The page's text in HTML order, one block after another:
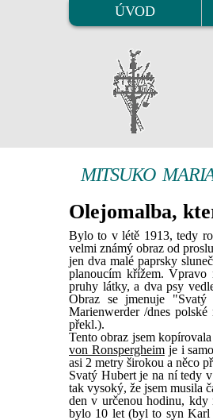
ÚVOD
MITSUKO
Olejomalba,
Bylo to v létě 1913, tedy
velmi známý obraz od
jen dva malé paprsky
planoucím křížem. Vpravo
pruhy látky, a dva psy
Obraz se jmenuje "Svatý
Marienwerder /dnes
překl.).
Tento obraz jsem
von Ronspergheimje i
asi 2 metry širokou a něco
Svatý Hubert je na ní tedy
tak vysoký, že jsem musila
den v určenou hodinu, kdy
bylo 10 let (byl to syn Karl